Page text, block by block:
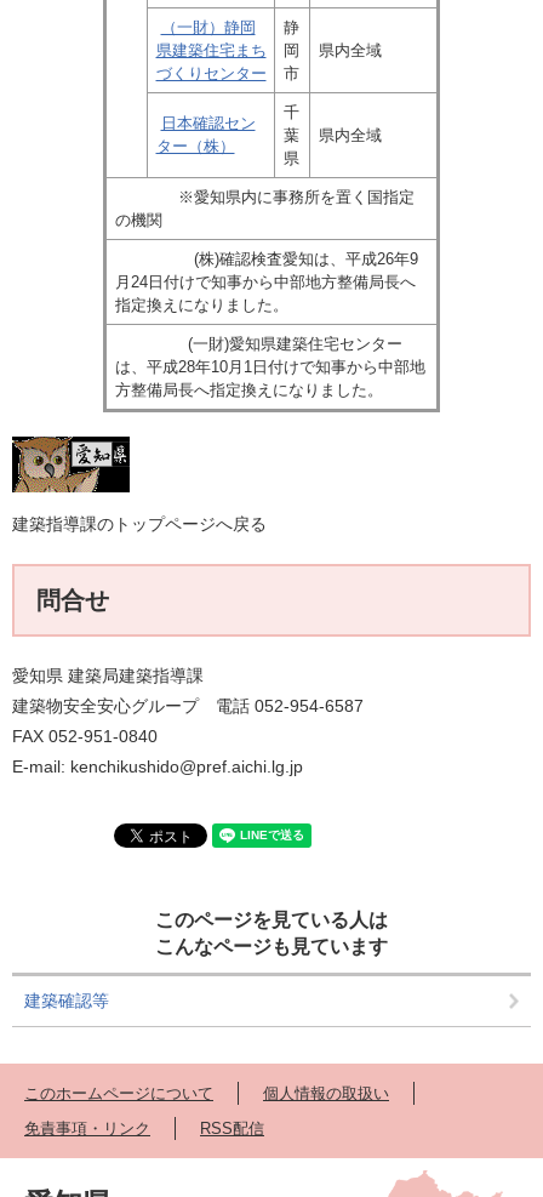
（一財）静岡
県建築住宅まち
づくりセンター
静
岡
市
県内全域
日本確認セン
ター（株）
千
葉
県
県内全域
※愛知県内に事務所を置く国指定
の機関
(株)確認検査愛知は、平成26年9
月24日付けで知事から中部地方整備局長へ
指定換えになりました。
(一財)愛知県建築住宅センター
は、平成28年10月1日付けで知事から中部地
方整備局長へ指定換えになりました。
建築指導課のトップページへ戻る
問合せ
愛知県 建築局建築指導課
建築物安全安心グループ 電話 052-954-6587
FAX 052-951-0840
E-mail: kenchikushido@pref.aichi.lg.jp
このページを見ている人は
こんなページも見ています
建築確認等
このホームページについて
個人情報の取扱い
免責事項・リンク
RSS配信